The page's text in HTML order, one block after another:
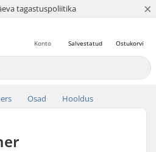
tagastuspoliitika
4.8 paljaks 5 ×
Ostukorvi
Salvestatud
Konto
Osad Hooldus